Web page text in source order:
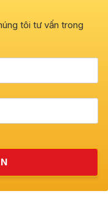
tôi tư vấn trong